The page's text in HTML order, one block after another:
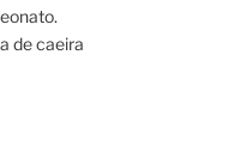
de caeira